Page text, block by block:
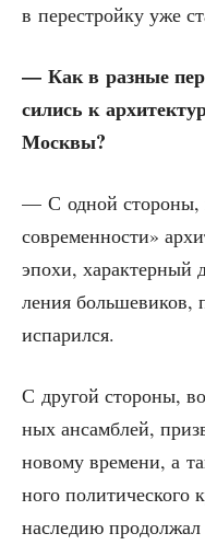
в пере­строй­ку уже
— Как в раз­ные
си­лись к
Москвы?
— С одной сто­ро­ны,
совре­мен­но­сти»
эпо­хи, харак­тер­ный
ле­ния
испарился.
С дру­гой сто­ро­ны,
ных ансам­блей,
ново­му вре­ме­ни, а
но­го поли­ти­че­ско­го
насле­дию про­дол­жал